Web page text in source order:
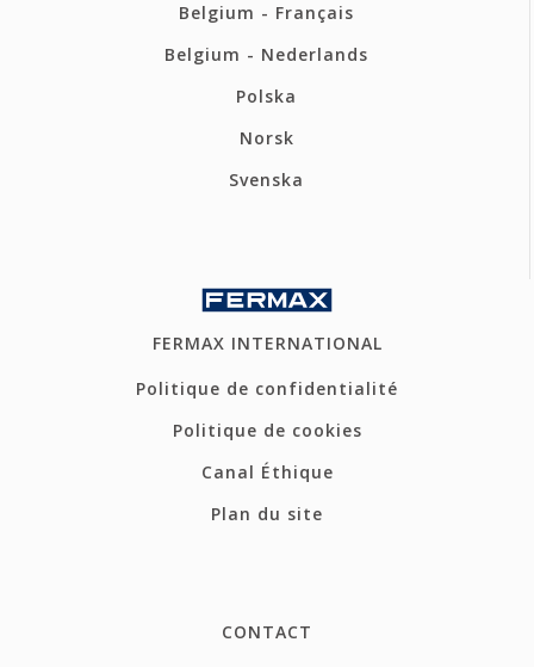
Belgium - Français
Belgium - Nederlands
Polska
Norsk
Svenska
FERMAX INTERNATIONAL
Politique de confidentialité
Politique de cookies
Canal Éthique
Plan du site
CONTACT